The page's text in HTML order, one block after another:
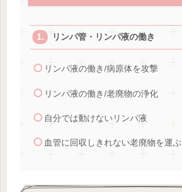
リンパ管・リンパ液の働き
リンパ液の働き/病原体を攻撃
リンパ液の働き/老廃物の浄化
自分では動けないリンパ液
血管に回収しきれない老廃物を運ぶ